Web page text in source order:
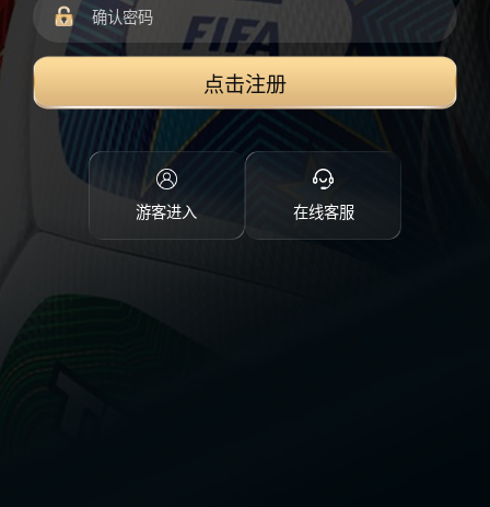
点击注册
游客进入 在线客服